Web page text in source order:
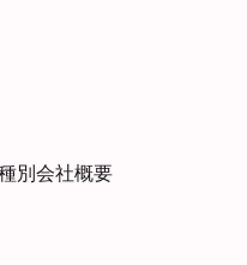
別 会社概要